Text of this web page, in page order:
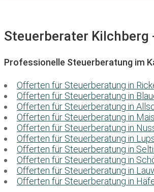
Steuerberater
Professionelle Steuerberatung im
Offerten für Steuerberatung in
Offerten für Steuerberatung in
Offerten für Steuerberatung in
Offerten für Steuerberatung in
Offerten für Steuerberatung in
Offerten für Steuerberatung in
Offerten für Steuerberatung in
Offerten für Steuerberatung in
Offerten für Steuerberatung in
Offerten für Steuerberatung in